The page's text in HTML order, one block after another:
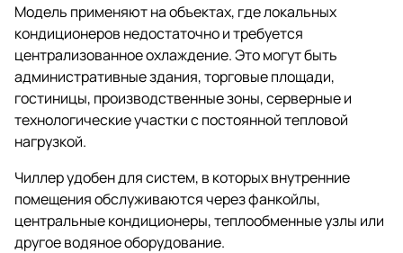
Модель применяют на объектах, где локальных
кондиционеров недостаточно и требуется
централизованное охлаждение. Это могут быть
административные здания, торговые площади,
гостиницы, производственные зоны, серверные и
технологические участки с постоянной тепловой
нагрузкой.
Чиллер удобен для систем, в которых внутренние
помещения обслуживаются через фанкойлы,
центральные кондиционеры, теплообменные узлы или
другое водяное оборудование.